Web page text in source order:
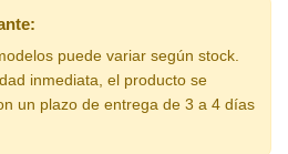
puede variar según stock.
inmediata, el producto se
un plazo de entrega de 3 a 4 días